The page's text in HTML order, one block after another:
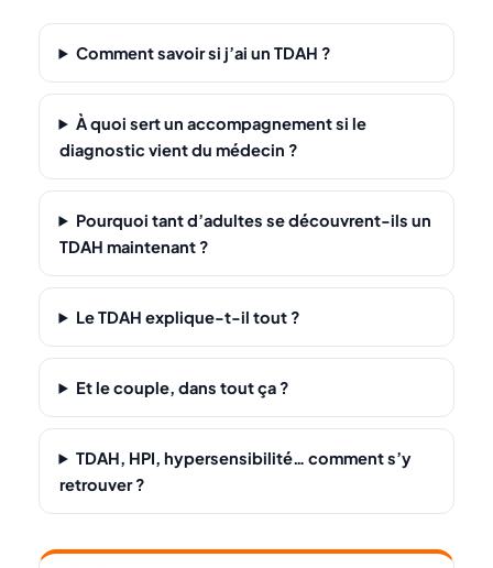
Comment savoir si j’ai un TDAH ?
À quoi sert un accompagnement si le
diagnostic vient du médecin ?
Pourquoi tant d’adultes se découvrent-ils un
TDAH maintenant ?
Le TDAH explique-t-il tout ?
Et le couple, dans tout ça ?
TDAH, HPI, hypersensibilité… comment s’y
retrouver ?